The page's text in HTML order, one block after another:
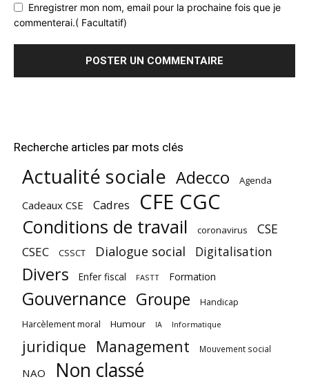
Enregistrer mon nom, email pour la prochaine fois que je
commenterai.( Facultatif)
Recherche articles par mots clés
Actualité sociale Adecco Agenda
Cadeaux CSE Cadres CFE CGC
Conditions de travail coronavirus CSE
CSEC CSSCT Dialogue social Digitalisation
Divers Enfer fiscal FASTT Formation
Gouvernance Groupe Handicap
Harcèlement moral Humour IA Informatique
juridique Management Mouvement social
NAO Non classé